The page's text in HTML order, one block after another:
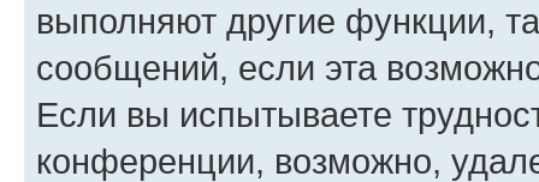
выполняют другие функции,
сообщений, если эта
Если вы испытываете
конференции, возможно,